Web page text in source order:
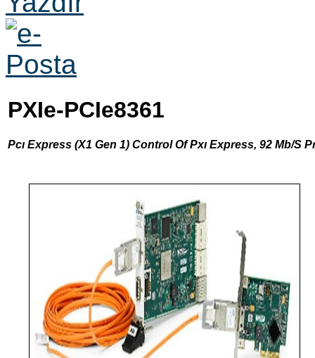
PXIe-PCIe8361
Pcı Express (X1 Gen 1) Control Of Pxı Express, 92 Mb/S